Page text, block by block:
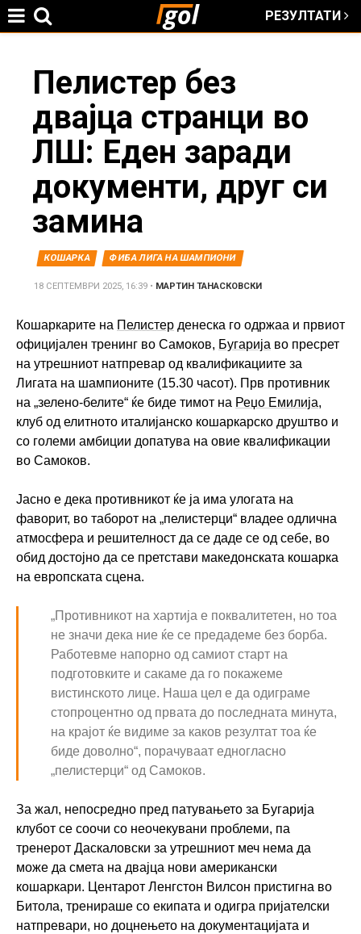
РЕЗУЛТАТИ
here
Пелистер без
двајца странци во
ЛШ: Еден заради
документи, друг си
замина
КОШАРКА ФИБА ЛИГА НА ШАМПИОНИ
18 СЕПТЕМВРИ 2025, 16:39 • МАРТИН ТАНАСКОВСКИ
Кошаркарите на Пелистер денеска го одржаа и првиот
официјален тренинг во Самоков, Бугарија во пресрет
на утрешниот натпревар од квалификациите за
Лигата на шампионите (15.30 часот). Прв противник
на „зелено-белите“ ќе биде тимот на Реџо Емилија,
клуб од елитното италијанско кошаркарско друштво и
со големи амбиции допатува на овие квалификации
во Самоков.
Јасно е дека противникот ќе ја има улогата на
фаворит, во таборот на „пелистерци“ владее одлична
атмосфера и решителност да се даде се од себе, во
обид достојно да се претстави македонската кошарка
на европската сцена.
„Противникот на хартија е поквалитетен, но тоа
не значи дека ние ќе се предадеме без борба.
Работевме напорно од самиот старт на
подготовките и сакаме да го покажеме
вистинското лице. Наша цел е да одиграме
стопроцентно од првата до последната минута,
на крајот ќе видиме за каков резултат тоа ќе
биде доволно“, порачуваат едногласно
„пелистерци“ од Самоков.
За жал, непосредно пред патувањето за Бугарија
клубот се соочи со неочекувани проблеми, па
тренерот Даскаловски за утрешниот меч нема да
може да смета на двајца нови американски
кошаркари. Центарот Ленгстон Вилсон пристигна во
Битола, тренираше со екипата и одигра пријателски
натпревари, но доцнењето на документацијата и